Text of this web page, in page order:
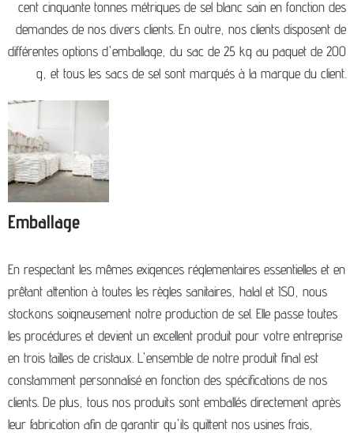
cent cinquante tonnes métriques de sel blanc sain en fonction des
demandes de nos divers clients. En outre, nos clients disposent de
différentes options d'emballage, du sac de 25 kg au paquet de 200
g, et tous les sacs de sel sont marqués à la marque du client.
Emballage
En respectant les mêmes exigences réglementaires essentielles et en
prêtant attention à toutes les règles sanitaires, halal et ISO, nous
stockons soigneusement notre production de sel. Elle passe toutes
les procédures et devient un excellent produit pour votre entreprise
en trois tailles de cristaux. L'ensemble de notre produit final est
constamment personnalisé en fonction des spécifications de nos
clients. De plus, tous nos produits sont emballés directement après
leur fabrication afin de garantir qu'ils quittent nos usines frais,